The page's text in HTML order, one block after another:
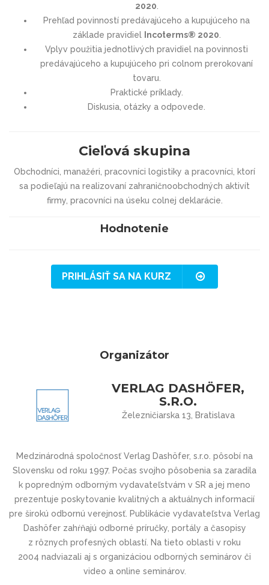
2020
Prehľad povinností predávajúceho a kupujúceho na
základe pravidiel Incoterms® 2020
Vplyv použitia jednotlivých pravidiel na povinnosti
predávajúceho a kupujúceho pri colnom prerokovaní
tovaru.
Praktické príklady.
Diskusia, otázky a odpovede.
Cieľová skupina
Obchodníci, manažéri, pracovníci logistiky a pracovníci, ktorí
sa podieľajú na realizovaní zahraničnoobchodných aktivít
firmy, pracovníci na úseku colnej deklarácie.
Hodnotenie
PRIHLÁSIŤ SA NA KURZ
Organizátor
VERLAG DASHÖFER,
S.R.O.
Železničiarska 13, Bratislava
Medzinárodná spoločnosť Verlag Dashöfer, s.r.o. pôsobí na
Slovensku od roku 1997. Počas svojho pôsobenia sa zaradila
k popredným odborným vydavateľstvám v SR a jej meno
prezentuje poskytovanie kvalitných a aktuálnych informacií
pre širokú odbornú verejnosť. Publikácie vydavateľstva Verlag
Dashöfer zahŕňajú odborné príručky, portály a časopisy
z rôznych profesných oblastí. Na tieto oblasti v roku
2004 nadviazali aj s organizáciou odborných seminárov či
video a online seminárov.